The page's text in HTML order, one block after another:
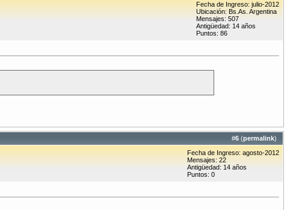
Fecha de Ingreso: julio-2012
Ubicación: Bs.As. Argentina
Mensajes: 507
Antigüedad: 14 años
Puntos: 86
#6 (permalink)
Fecha de Ingreso: agosto-2012
Mensajes: 22
Antigüedad: 14 años
Puntos: 0